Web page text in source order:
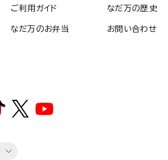
ご利用ガイド
なだ万のお弁当
なだ万の歴史
お問い合わせ